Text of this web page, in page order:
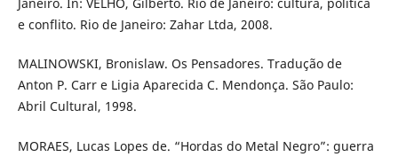
Janeiro. In: VELHO, Gilberto. Rio de Janeiro: cultura, política
e conflito. Rio de Janeiro: Zahar Ltda, 2008.
MALINOWSKI, Bronislaw. Os Pensadores. Tradução de
Anton P. Carr e Ligia Aparecida C. Mendonça. São Paulo:
Abril Cultural, 1998.
MORAES, Lucas Lopes de. “Hordas do Metal Negro”: guerra